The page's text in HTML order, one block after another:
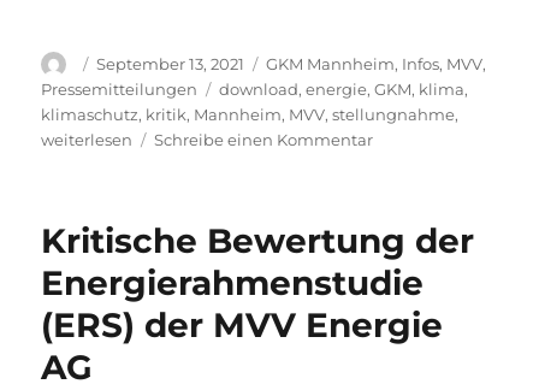
Autor
Veröffentlicht
am
September 13, 2021 Kategorien
GKM Mannheim, Infos, MVV,
Pressemitteilungen
Schlagwörter
download,energie,GKM, klima,
klimaschutz, kritik, Mannheim, MVV,stellungnahme,
weiterlesen
Schreibe einen Kommentarzu
Plänen
der
MVV
Energie
AG
Kritische Bewertung der
Energierahmenstudie
(ERS) der MVV Energie
AG